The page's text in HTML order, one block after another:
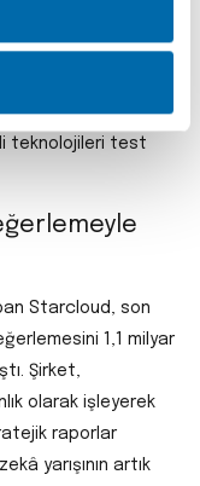
yapılacak
HLS (İnsanlı
artırıldı.
yüzeyinde kalıcı
teknolojileri test
Starcloud, son
1,1 milyar
Şirket,
olarak işleyerek
raporlar
yarışının artık